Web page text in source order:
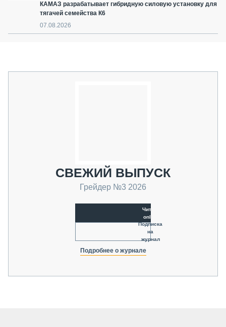
КАМАЗ разрабатывает гибридную силовую установку для
тягачей семейства К6
07.08.2026
СВЕЖИЙ ВЫПУСК
Грейдер №3 2026
Читать
online
Подписка
на
журнал
Подробнее о журнале